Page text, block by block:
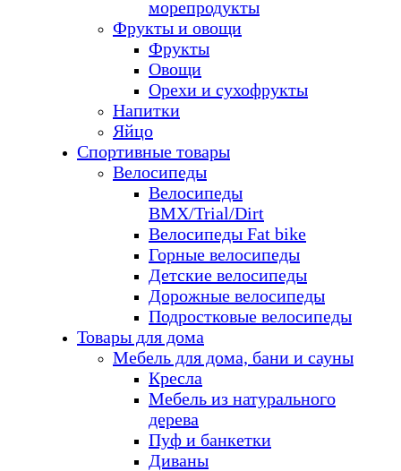
морепродукты
Фрукты и овощи
Фрукты
Овощи
Орехи и сухофрукты
Напитки
Яйцо
Спортивные товары
Велосипеды
Велосипеды
BMX/Trial/Dirt
Велосипеды Fat bike
Горные велосипеды
Детские велосипеды
Дорожные велосипеды
Подростковые велосипеды
Товары для дома
Мебель для дома, бани и сауны
Кресла
Мебель из натурального
дерева
Пуф и банкетки
Диваны